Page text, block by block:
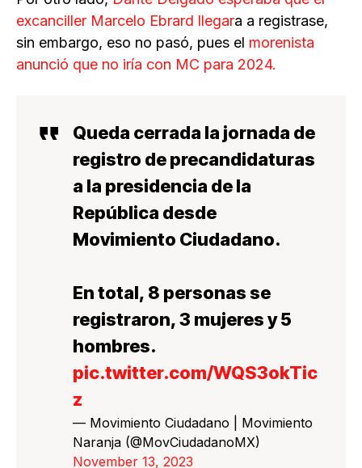
excanciller Marcelo Ebrard llegara a registrase,
sin embargo, eso no pasó, pues el morenista
anunció que no iría con MC para 2024.
Queda cerrada la jornada de
registro de precandidaturas
a la presidencia de la
República desde
Movimiento Ciudadano.
En total, 8 personas se
registraron, 3 mujeres y 5
hombres.
pic.twitter.com/WQS3okTic
z
— Movimiento Ciudadano | Movimiento
Naranja (@MovCiudadanoMX)
November 13, 2023